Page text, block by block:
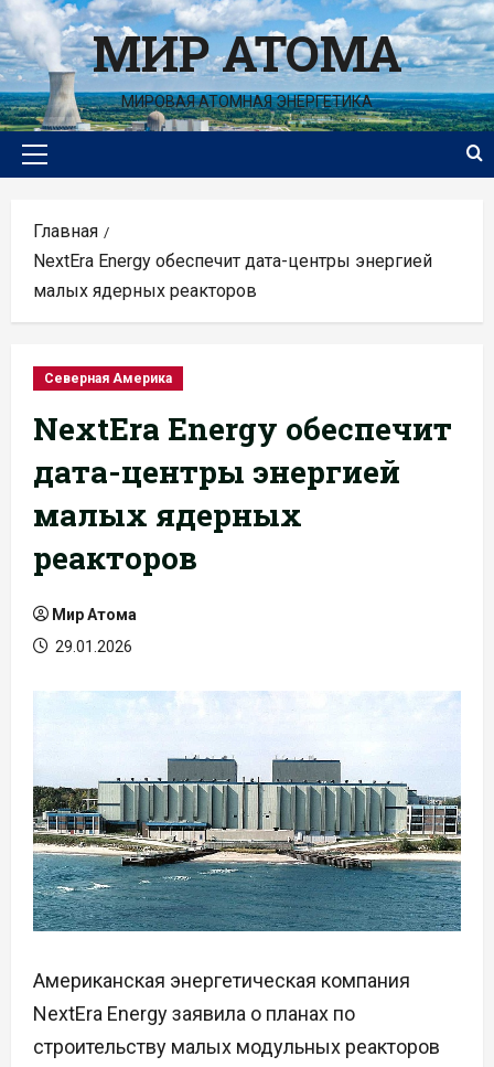
Перейти
к
содержимомуМИР АТОМА
МИРОВАЯ АТОМНАЯ ЭНЕРГЕТИКА
Основное
Главная
NextEra Energy обеспечит дата-центры энергией
малых ядерных реакторов
Северная Америка
NextEra Energy обеспечит
дата-центры энергией
малых ядерных
реакторов
Мир Атома
29.01.2026
Американская энергетическая компания
NextEra Energy заявила о планах по
строительству малых модульных реакторов